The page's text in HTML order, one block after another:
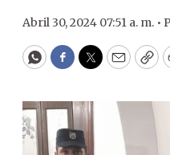
Abril 30, 2024 07:51 a. m. •
WhatsApp
Facebook
Twitter
Email